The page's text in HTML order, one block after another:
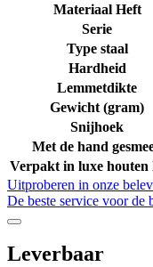
Materiaal Heft
Serie
Type staal
Hardheid
Lemmetdikte
Gewicht (gram)
Snijhoek
Met de hand
Verpakt in luxe houten
Uitproberen in onze
De beste service voor de
Leverbaar